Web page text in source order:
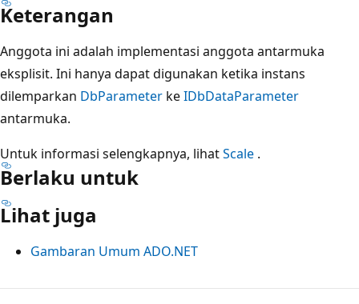
Keterangan
Anggota ini adalah implementasi anggota antarmuka
eksplisit. Ini hanya dapat digunakan ketika instans
dilemparkan DbParameter keIDbDataParameter
antarmuka.
Untuk informasi selengkapnya, lihatScale .
Berlaku untuk
Lihat juga
Gambaran Umum ADO.NET
Mode